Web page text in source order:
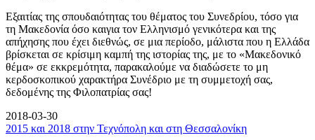
Εξαιτίας της σπουδαιότητας του θέματος του Συνεδρίου, τόσο για
τη Μακεδονία όσο καιγια τον Ελληνισμό γενικότερα και της
απήχησης που έχει διεθνώς, σε μια περίοδο, μάλιστα που η Ελλάδα
βρίσκεται σε κρίσιμη καμπή της ιστορίας της, με το «Μακεδονικό
θέμα» σε εκκρεμότητα, παρακαλούμε να διαδώσετε το μη
κερδοσκοπικού χαρακτήρα Συνέδριο με τη συμμετοχή σας,
δεδομένης της Φιλοπατρίας σας!
2018-03-30
2015 και 2018 στην Τεχνόπολη και στη Θεσσαλονίκη